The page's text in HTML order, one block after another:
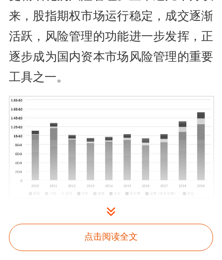
来，股指期权市场运行稳定，成交逐渐
活跃，风险管理的功能进一步发挥，正
逐步成为国内资本市场风险管理的重要
工具之一。
图为全球场内期权市场成交量
股指期权在风险管理领域中的作用
点击阅读全文